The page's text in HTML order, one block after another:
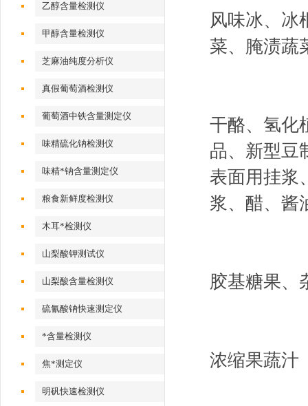
乙醇含量检测仪
甲醇含量检测仪
芝麻油纯度分析仪
真假葡萄酒检测仪
葡萄酒中铁含量测定仪
味精硫化钠检测仪
味精*钠含量测定仪
粮食新鲜度检测仪
木耳*检测仪
山梨酸钾测试仪
山梨酸含量检测仪
硫氰酸钠快速测定仪
*含量检测仪
焦*测定仪
明矾快速检测仪
风味冰、冰
菜、腌渍蔬
干酪、氢化
品、新型豆
表面用挂浆
浆、醋、酱
胶基糖果、
浓缩果蔬汁